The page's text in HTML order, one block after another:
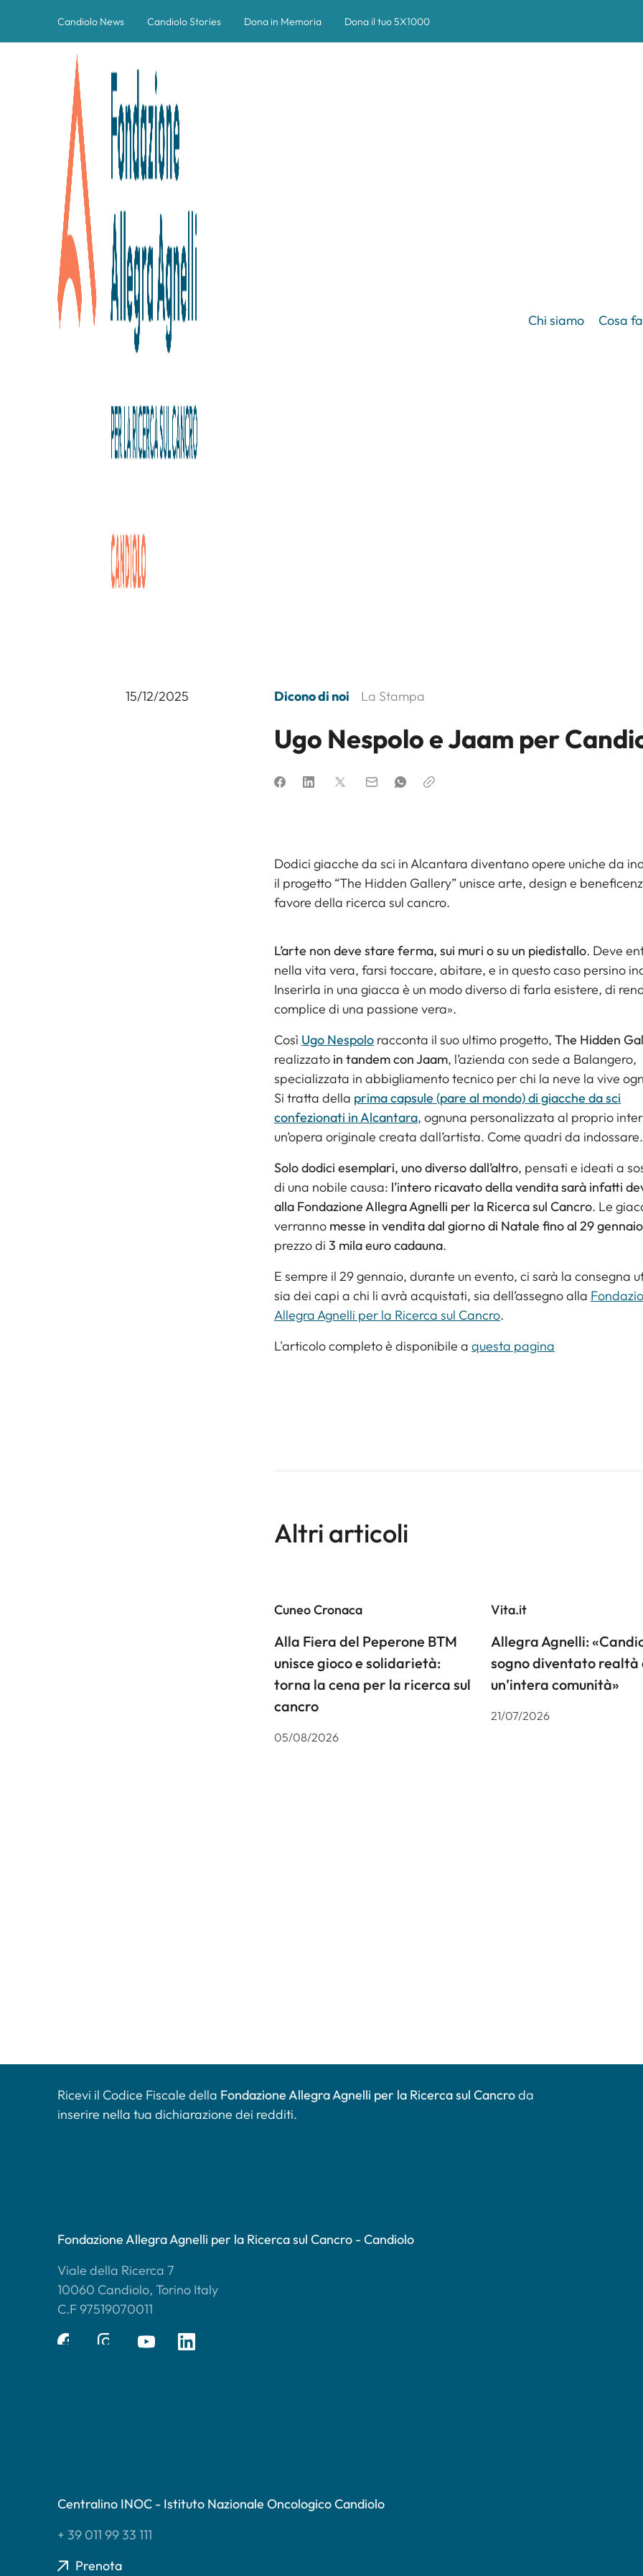
Candiolo News Candiolo Stories Dona in Memoria Dona il tuo 5X1000
Chi siamo Cosa
15/12/2025 Dicono di noi La Stampa
Ugo Nespolo e Jaam per
Dodici giacche da sci in Alcantara diventano opere uniche da
il progetto “The Hidden Gallery” unisce arte, design e
favore della ricerca sul cancro.
L’arte non deve stare ferma, sui muri o su un piedistallo. Deve
nella vita vera, farsi toccare, abitare, e in questo caso persino
Inserirla in una giacca è un modo diverso di farla esistere, di
complice di una passione vera».
Così Ugo Nespolo racconta il suo ultimo progetto, The Hidden
realizzato in tandem con Jaam, l’azienda con sede a Balangero,
specializzata in abbigliamento tecnico per chi la neve la vive
Si tratta della prima capsule (pare al mondo) di giacche da sci
confezionati in Alcantara, ognuna personalizzata al proprio
un’opera originale creata dall’artista. Come quadri da indossare.
Solo dodici esemplari, uno diverso dall’altro, pensati e ideati a
di una nobile causa: l’intero ricavato della vendita sarà infatti
alla Fondazione Allegra Agnelli per la Ricerca sul Cancro. Le
verranno messe in vendita dal giorno di Natale fino al 29 gennaio
prezzo di 3 mila euro cadauna.
E sempre il 29 gennaio, durante un evento, ci sarà la consegna
sia dei capi a chi li avrà acquistati, sia dell’assegno alla
Allegra Agnelli per la Ricerca sul Cancro.
L'articolo completo è disponibile a questa pagina
Altri articoli
Cuneo Cronaca
Alla Fiera del Peperone BTM
unisce gioco e solidarietà:
torna la cena per la ricerca sul
cancro
05/08/2026
Vita.it
Allegra Agnelli:
sogno diventato realtà
un’intera comunità»
21/07/2026
Ricevi il Codice Fiscale della Fondazione Allegra Agnelli per la Ricerca sul Cancroda
inserire nella tua dichiarazione dei redditi.
Fondazione Allegra Agnelli per la Ricerca sul Cancro - Candiolo
Viale della Ricerca 7
10060 Candiolo, Torino Italy
C.F 97519070011
Centralino INOC - Istituto Nazionale Oncologico Candiolo
+ 39 011 99 33 111
Prenota